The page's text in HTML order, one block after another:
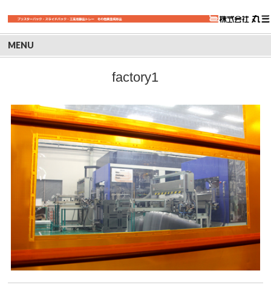
MENU
factory1